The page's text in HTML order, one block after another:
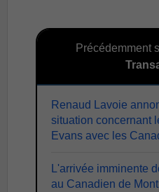
Précédemment
Renaud Lavoie
situation concernant
Evans avec les
L'arrivée imminente
au Canadien de